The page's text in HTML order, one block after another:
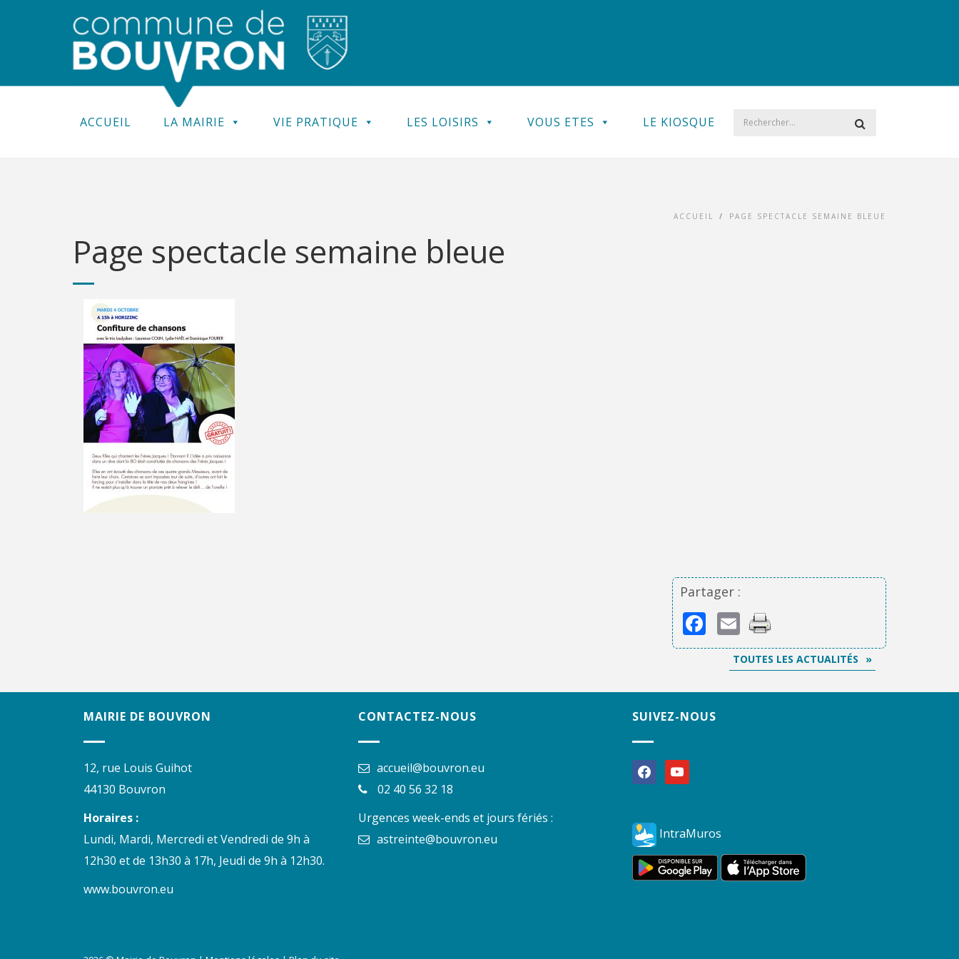
ACCUEIL LA MAIRIE VIE PRATIQUE LES LOISIRS VOUS ETES LE KIOSQUE
ACCUEIL / PAGE SPECTACLE SEMAINE BLEUE
Page spectacle semaine bleue
Partager :
Facebook
Email
TOUTES LES ACTUALITÉS
MAIRIE DE BOUVRON
12, rue Louis Guihot
44130 Bouvron
Horaires :
Lundi, Mardi, Mercredi et Vendredi de 9h à
12h30 et de 13h30 à 17h, Jeudi de 9h à 12h30.
www.bouvron.eu
CONTACTEZ-NOUS
accueil@bouvron.eu
02 40 56 32 18
Urgences week-ends et jours fériés :
astreinte@bouvron.eu
SUIVEZ-NOUS
facebookyoutube
IntraMuros